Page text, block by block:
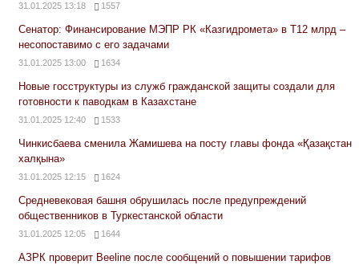
31.01.2025 13:18 1557
Сенатор: Финансирование МЭПР РК «Казгидромета» в Т12 млрд –
несопоставимо с его задачами
31.01.2025 13:00 1634
Новые госструктуры из служб гражданской защиты создали для
готовности к паводкам в Казахстане
31.01.2025 12:40 1533
Чинкисбаева сменила Жамишева на посту главы фонда «Қазақстан
халқына»
31.01.2025 12:15 1624
Средневековая башня обрушилась после предупреждений
общественников в Туркестанской области
31.01.2025 12:05 1644
АЗРК проверит Beeline после сообщений о повышении тарифов